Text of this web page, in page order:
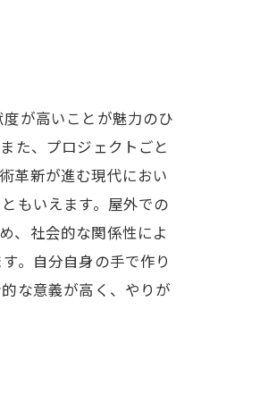
が高いことが魅力のひ
た、プロジェクトごと
革新が進む現代におい
もいえます。屋外での
、社会的な関係性によ
。自分自身の手で作り
な意義が高く、やりが